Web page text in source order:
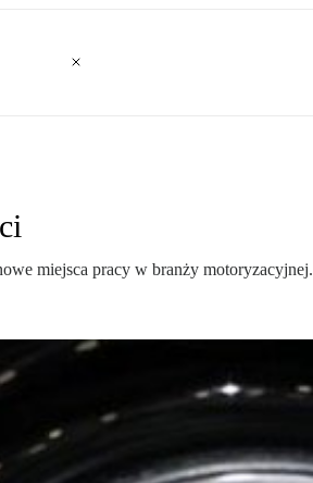
miejsca pracy w branży motoryzacyjnej.